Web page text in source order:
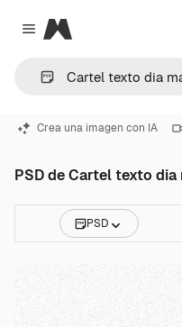
Close menu
Magnific
Crea una imagen con IA
PSD de Cartel texto dia
PSD